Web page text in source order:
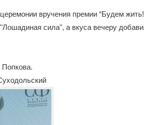
вручения премии “Будем
сила", а вкуса вечеру